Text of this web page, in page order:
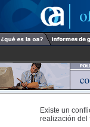
Existe un
realización del